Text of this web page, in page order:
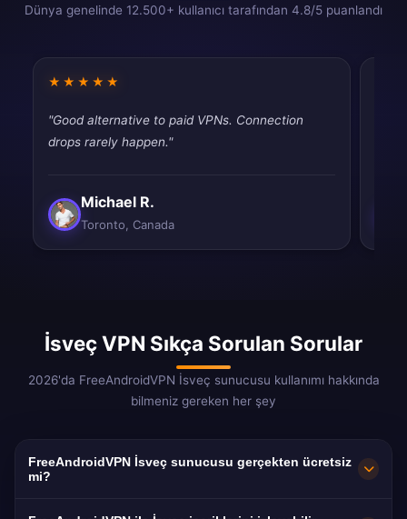
Dünya genelinde 12.500+ kullanıcı tarafından 4.8/5 puanlandı
★★★★★
"Good alternative to paid VPNs. Connection
drops rarely happen."
Michael R.
Toronto, Canada
İsveç VPN Sıkça Sorulan Sorular
2026'da FreeAndroidVPN İsveç sunucusu kullanımı hakkında
bilmeniz gereken her şey
FreeAndroidVPN İsveç sunucusu gerçekten ücretsiz
mi?
Evet! FreeAndroidVPN İsveç sunucusu %100